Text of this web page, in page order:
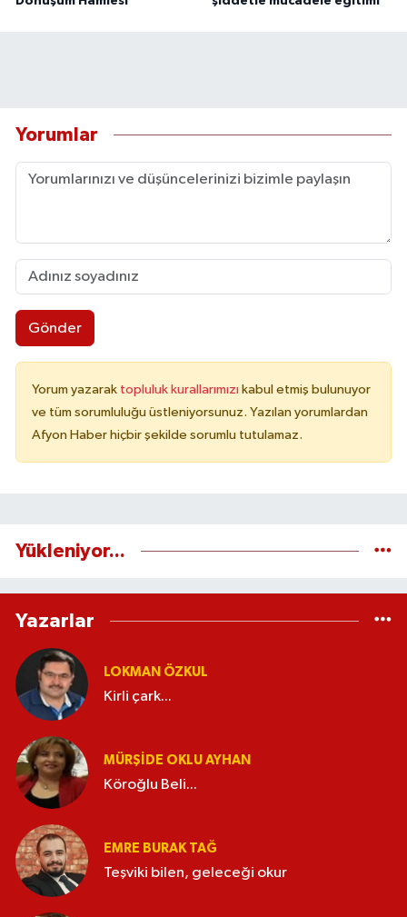
Yorumlar
Gönder
Yorum yazarak topluluk kurallarımızı kabul etmiş bulunuyor
ve tüm sorumluluğu üstleniyorsunuz. Yazılan yorumlardan
Afyon Haber hiçbir şekilde sorumlu tutulamaz.
Yükleniyor...
Yazarlar
LOKMAN ÖZKUL
Kirli çark...
MÜRŞIDE OKLU AYHAN
Köroğlu Beli...
EMRE BURAK TAĞ
Teşviki bilen, geleceği okur